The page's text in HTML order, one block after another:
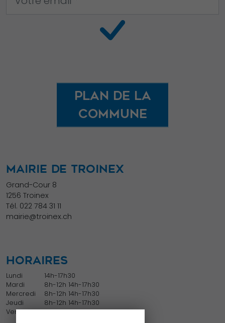
Plan de la
commune
MAIRIE DE TROINEX
Grand-Cour 8
1256 Troinex
Tél. 022 784 31 11
mairie@troinex.ch
HORAIRES
Lundi
Mardi
Mercredi
Jeudi
Vendredi
14h-17h30
8h-12h 14h-17h30
8h-12h 14h-17h30
8h-12h 14h-17h30
8h-12h